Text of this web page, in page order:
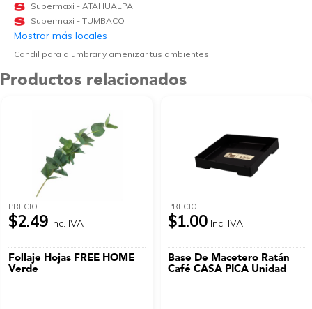
Supermaxi - ATAHUALPA
Supermaxi - TUMBACO
Mostrar más locales
Candil para alumbrar y amenizar tus ambientes
Productos relacionados
PRECIO
$2.49 Inc. IVA
Follaje Hojas FREE HOME
Verde
PRECIO
$1.00 Inc. IVA
Base De Macetero Ratán
Café CASA PICA Unidad